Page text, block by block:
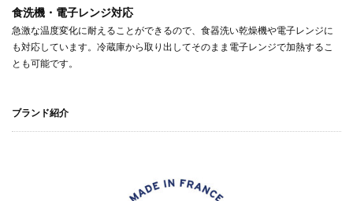
食洗機・電子レンジ対応
急激な温度変化に耐えることができるので、食器洗い乾燥機や電子レンジに
も対応しています。冷蔵庫から取り出してそのまま電子レンジで加熱するこ
とも可能です。
ブランド紹介